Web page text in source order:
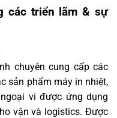
các triển lãm & sự
chuyên cung cấp các
sản phẩm máy in nhiệt,
vi được ứng dụng
vận và logistics. Được